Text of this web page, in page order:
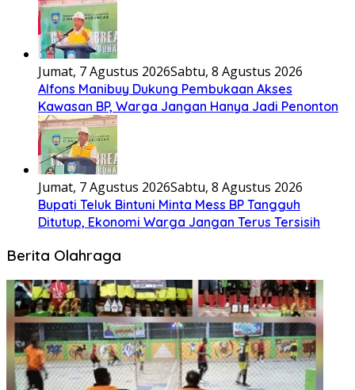
Jumat, 7 Agustus 2026Sabtu, 8 Agustus 2026
Alfons Manibuy Dukung Pembukaan Akses
Kawasan BP, Warga Jangan Hanya Jadi Penonton
Jumat, 7 Agustus 2026Sabtu, 8 Agustus 2026
Bupati Teluk Bintuni Minta Mess BP Tangguh
Ditutup, Ekonomi Warga Jangan Terus Tersisih
Berita Olahraga